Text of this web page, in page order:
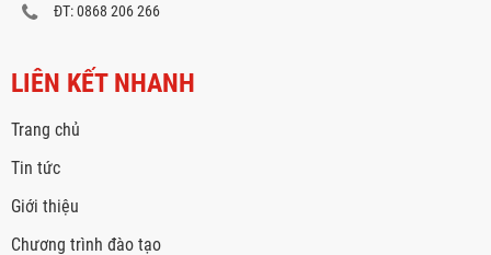
ĐT: 0868 206 266
LIÊN KẾT NHANH
Trang chủ
Tin tức
Giới thiệu
Chương trình đào tạo